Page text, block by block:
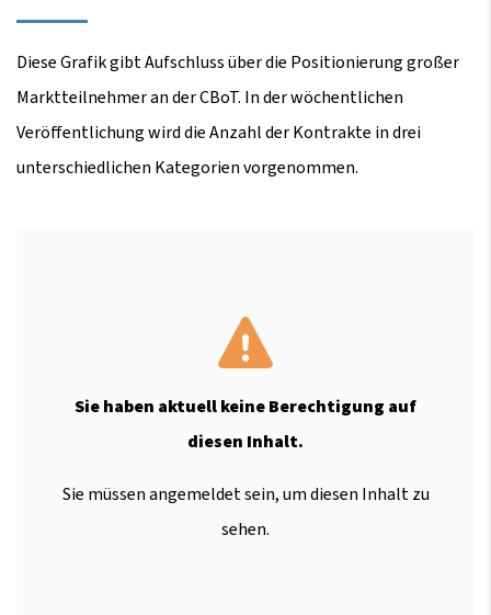
Diese Grafik gibt Aufschluss über die Positionierung großer
Marktteilnehmer an der CBoT. In der wöchentlichen
Veröffentlichung wird die Anzahl der Kontrakte in drei
unterschiedlichen Kategorien vorgenommen.
Sie haben aktuell keine Berechtigung auf
diesen Inhalt.
Sie müssen angemeldet sein, um diesen Inhalt zu
sehen.